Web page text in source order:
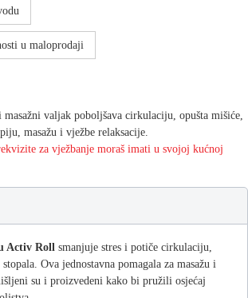
u maloprodaji
valjak poboljšava cirkulaciju, opušta mišiće,
masažu i vježbe relaksacije.
za vježbanje moraš imati u svojoj kućnoj
Activ Roll smanjuje stres i potiče cirkulaciju,
stopala. Ova jednostavna pomagala za masažu i
su i proizvedeni kako bi pružili osjećaj